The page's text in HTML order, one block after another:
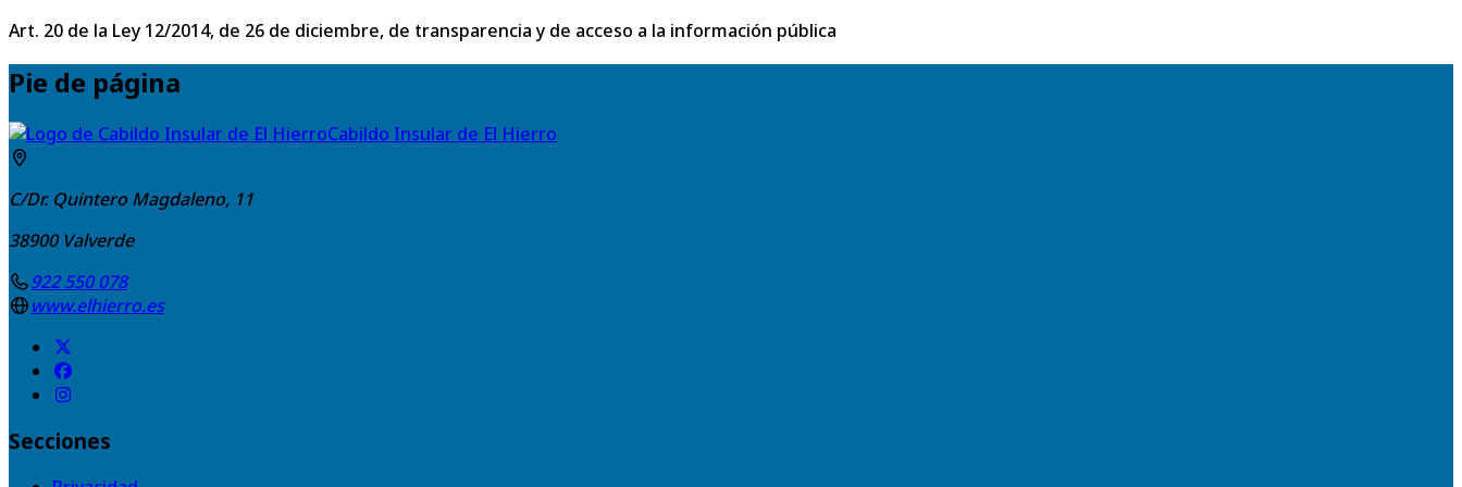
Art. 20 de la Ley 12/2014, de 26 de diciembre, de transparencia y de acceso a la información pública
Pie de página
Cabildo Insular de El Hierro
C/Dr. Quintero Magdaleno, 11
38900 Valverde
922 550 078
www.elhierro.es
Secciones